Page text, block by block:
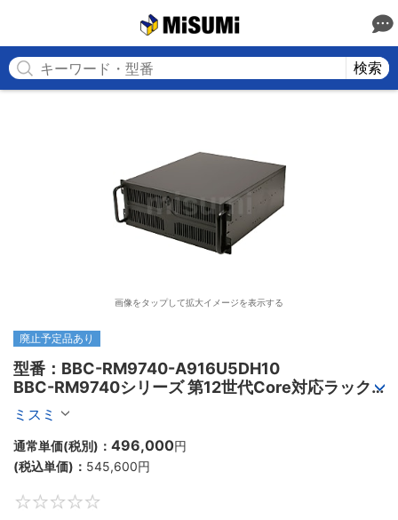
検索
画像をタップして拡大イメージを表示する
廃止予定品あり
型番：BBC-RM9740-A916U5DH10
BBC-RM9740シリーズ 第12世代Core対応ラック
マウントFAPC4PCI・3PCIe
ミスミ
通常単価(税別)： 496,000円
(税込単価)： 545,600円